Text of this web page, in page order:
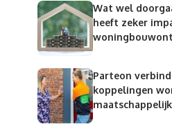
Wat wel
heeft zeker
Parteon
koppelingen